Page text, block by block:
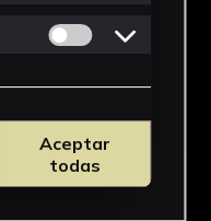
Permitir cookies
Aceptar
todas